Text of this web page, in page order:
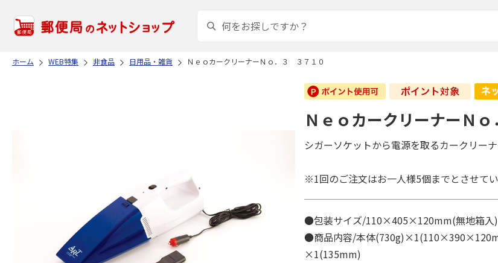
ホーム WEB特集 非食品 日用品・雑貨 ＮｅｏカークリーナーＮｏ．３ ３７１０
ＮｅｏカークリーナーＮ
シガーソケットから電源を取るカークリーナ
※1回のご注文はお一人様5個までとさせてい
●包装サイズ/110×405×120mm(無地箱
●商品内容/本体
×1(135mm)